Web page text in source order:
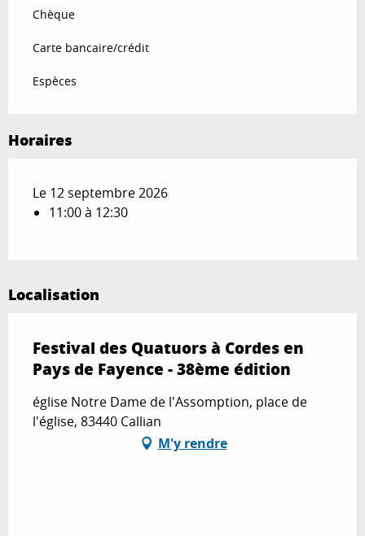
Chèque
Carte bancaire/crédit
Espèces
Horaires
Le 12 septembre 2026
11:00 à 12:30
Localisation
Festival des Quatuors à Cordes en
Pays de Fayence - 38ème édition
église Notre Dame de l'Assomption, place de
l'église, 83440 Callian
M'y rendre